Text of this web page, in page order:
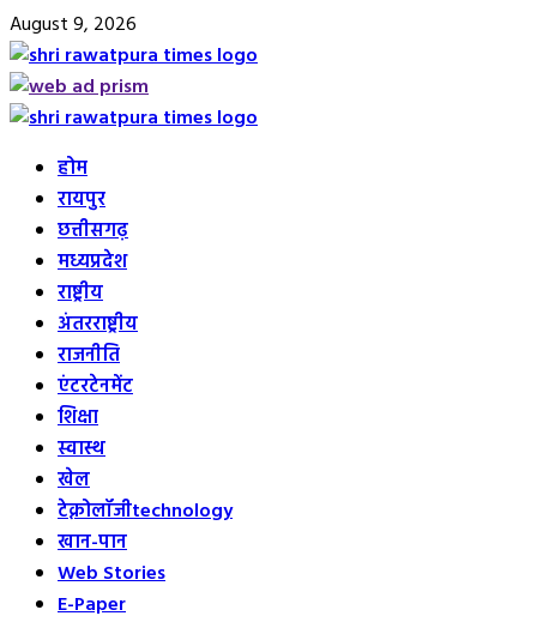
Skip
to
content
August 9, 2026
Primary
होम
रायपुर
छत्तीसगढ़
मध्यप्रदेश
राष्ट्रीय
अंतरराष्ट्रीय
राजनीति
एंटरटेनमेंट
शिक्षा
स्वास्थ
खेल
टेक्नोलॉजीtechnology
खान-पान
Web Stories
E-Paper